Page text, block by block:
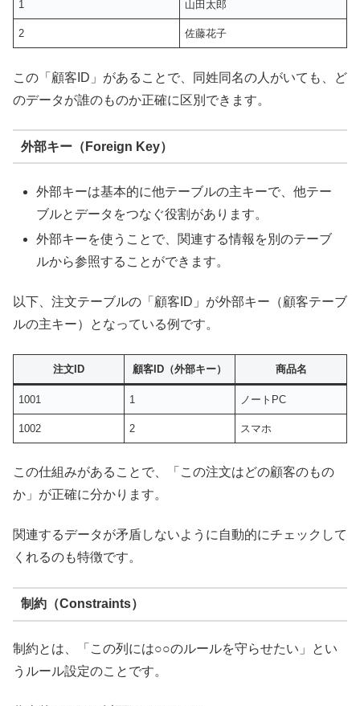
1 山田太郎
2 佐藤花子
この「顧客ID」があることで、同姓同名の人がいても、ど
のデータが誰のものか正確に区別できます。
外部キー（Foreign Key）
外部キーは基本的に他テーブルの主キーで、他テー
ブルとデータをつなぐ役割があります。
外部キーを使うことで、関連する情報を別のテーブ
ルから参照することができます。
以下、注文テーブルの「顧客ID」が外部キー（顧客テーブ
ルの主キー）となっている例です。
注文ID 顧客ID（外部キー） 商品名
1001 1 ノートPC
1002 2 スマホ
この仕組みがあることで、「この注文はどの顧客のもの
か」が正確に分かります。
関連するデータが矛盾しないように自動的にチェックして
くれるのも特徴です。
制約（Constraints）
制約とは、「この列には○○のルールを守らせたい」とい
うルール設定のことです。